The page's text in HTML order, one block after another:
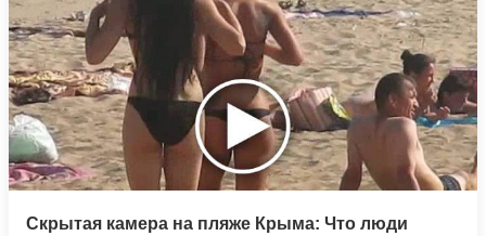
Скрытая камера на пляже Крыма: Что люди